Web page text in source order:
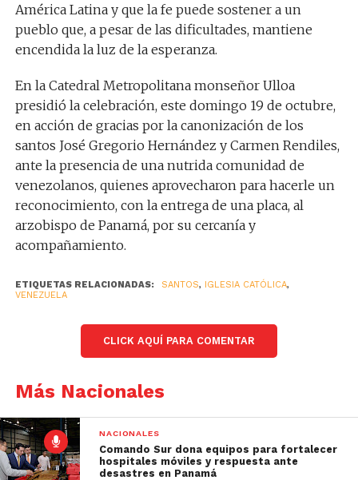
América Latina y que la fe puede sostener a un
pueblo que, a pesar de las dificultades, mantiene
encendida la luz de la esperanza.
En la Catedral Metropolitana monseñor Ulloa
presidió la celebración, este domingo 19 de octubre,
en acción de gracias por la canonización de los
santos José Gregorio Hernández y Carmen Rendiles,
ante la presencia de una nutrida comunidad de
venezolanos, quienes aprovecharon para hacerle un
reconocimiento, con la entrega de una placa, al
arzobispo de Panamá, por su cercanía y
acompañamiento.
ETIQUETAS RELACIONADAS: SANTOS, IGLESIA CATÓLICA,
VENEZUELA
CLICK AQUÍ PARA COMENTAR
Más Nacionales
NACIONALES
Comando Sur dona equipos para fortalecer
hospitales móviles y respuesta ante
desastres en Panamá